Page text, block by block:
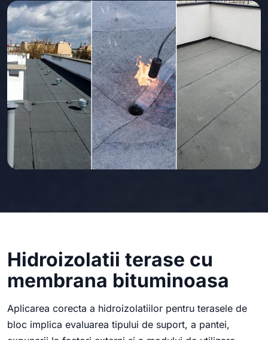
Hidroizolatii terase cu
membrana bituminoasa
Aplicarea corecta a hidroizolatiilor pentru terasele de
bloc implica evaluarea tipului de suport, a pantei,